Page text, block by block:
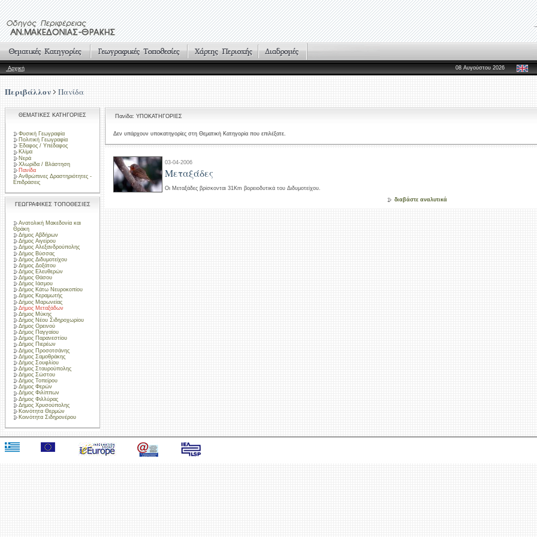
Αρχική 08 Αυγούστου 2026
Περιβάλλον Πανίδα
ΘΕΜΑΤΙΚΕΣ ΚΑΤΗΓΟΡΙΕΣ
Φυσική Γεωγραφία
Πολιτική Γεωγραφία
Έδαφος / Υπέδαφος
Κλίμα
Νερά
Χλωρίδα / Βλάστηση
Πανίδα
Ανθρώπινες Δραστηριότητες -
Επιδράσεις
ΓΕΩΓΡΑΦΙΚΕΣ ΤΟΠΟΘΕΣΙΕΣ
Ανατολική Μακεδονία και
Θράκη
Δήμος Αβδήρων
Δήμος Αιγείρου
Δήμος Αλεξανδρούπολης
Δήμος Βύσσας
Δήμος Διδυμοτείχου
Δήμος Δοξάτου
Δήμος Ελευθερών
Δήμος Θάσου
Δήμος Ιάσμου
Δήμος Κάτω Νευροκοπίου
Δήμος Κεραμωτής
Δήμος Μαρωνείας
Δήμος Μεταξάδων
Δήμος Μύκης
Δήμος Νέου Σιδηροχωρίου
Δήμος Ορεινού
Δήμος Παγγαίου
Δήμος Παρανεστίου
Δήμος Πιερέων
Δήμος Προσοτσάνης
Δήμος Σαμοθράκης
Δήμος Σουφλίου
Δήμος Σταυρούπολης
Δήμος Σώστου
Δήμος Τοπείρου
Δήμος Φερών
Δήμος Φιλίππων
Δήμος Φιλλύρας
Δήμος Χρυσούπολης
Κοινότητα Θερμών
Κοινότητα Σιδηρονέρου
Πανίδα: ΥΠΟΚΑΤΗΓΟΡΙΕΣ
Δεν υπάρχουν υποκατηγορίες στη Θεματική Κατηγορία που επιλέξατε.
03-04-2006
Μεταξάδες
Οι Μεταξάδες βρίσκονται 31Km βορειοδυτικά του Διδυμοτείχου.
διαβάστε αναλυτικά